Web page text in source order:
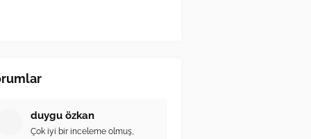
duygu özkan
Çok iyi bir inceleme olmuş,